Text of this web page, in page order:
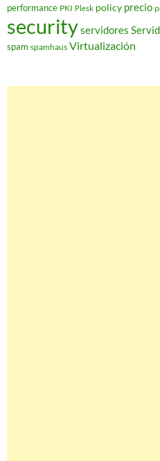
performance PKI Plesk policy precio
securityservidores
spam spamhaus Virtualización